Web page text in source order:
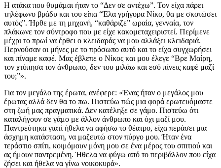
Η ατάκα που θυμάμαι ήταν το “Δεν σε αντέχω”. Τον είχα πάρει
τηλέφωνο βράδυ και του είπα “Έλα γρήγορα Νίκο, θα με σκοτώσει
αυτός”. Ήρθε με τη μηχανή, “καθάριζε” ωραία, γενναία, τον
πλάκωνε τον σύντροφο που με είχε κακομεταχειριστεί. Περίμενε
μέχρι το πρωί να έρθει ο κλειδαράς να μου αλλάξει κλειδαριά.
Περνούσαν οι μήνες με το πρόσωπο αυτό και το είχα συγχωρήσει
και πίναμε καφέ. Μας έβλεπε ο Νίκος και μου έλεγε “Βρε Μαίρη,
τον χτύπησα τον άνθρωπο, δεν του μιλάω και εσύ πίνεις καφέ μαζί
του;”».
Για τον μεγάλο της έρωτα, ανέφερε: «Ένας ήταν ο μεγάλος μου
έρωτας αλλά δεν θα το πω. Πιστεύω πώς μια φορά ερωτευόμαστε
στη ζωή μας πραγματικά. Δεν κατέληξε σε γάμο. Πιστεύω ότι
καταλήγουν σε γάμο με άλλον άνθρωπο και όχι μαζί μου.
Παντρεύτηκα γιατί ήθελα να αφήσω το θέατρο, είχα περάσει μια
άσχημη κατάσταση, να μαζευτώ στον πύργο μου. Ήταν ένα
τεράστιο σπίτι, κοιμόμουν μόνη μου σε ένα μέρος του σπιτιού και
ας ήμουν παντρεμένη. Ήθελα να φύγω από το περιβάλλον που είχα
ζήσει και ήθελα να γίνω νοικοκυρά».